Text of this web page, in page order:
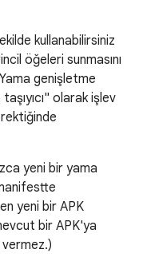
kullanabilirsiniz
öğeleri sunmasını
genişletme
olarak işlev
yeni bir yama
yeni bir APK
bir APK'ya